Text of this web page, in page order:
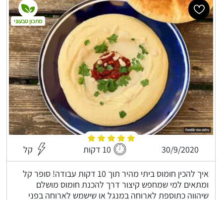
30/9/2020 10 דקות קל
איך להכין חומוס ביתי מהיר תוך 10 דקות עבודה! סופר קל
ומתאים למי שמחפש קיצור דרך להכנת חומוס מושלם
שיהווה כתוספת לארוחה במנגל או שישמש לארוחה בפני
מתכון טבעוני